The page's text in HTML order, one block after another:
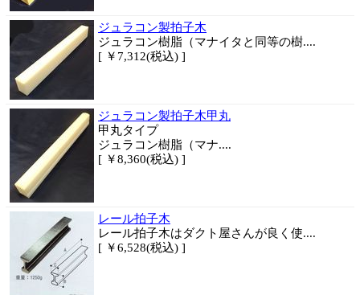
ジュラコン製拍子木
ジュラコン樹脂（マナイタと同等の樹....
[ ￥7,312(税込) ]
ジュラコン製拍子木甲丸
甲丸タイプ
ジュラコン樹脂（マナ....
[ ￥8,360(税込) ]
レール拍子木
レール拍子木はダクト屋さんが良く使....
[ ￥6,528(税込) ]